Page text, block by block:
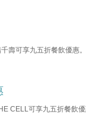
壽可享九五折餐飲優惠。
CELL可享九五折餐飲優